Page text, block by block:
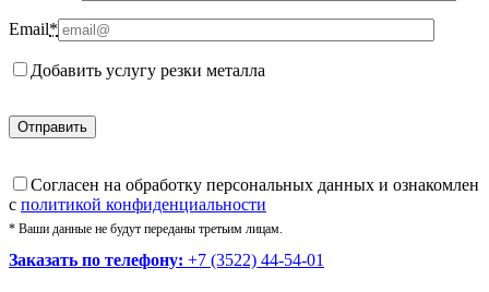
Email*
Добавить услугу резки металла
Cогласен на обработку персональных данных и ознакомлен
с политикой конфиденциальности
* Ваши данные не будут переданы третьим лицам.
Заказать по телефону: +7 (3522) 44-54-01